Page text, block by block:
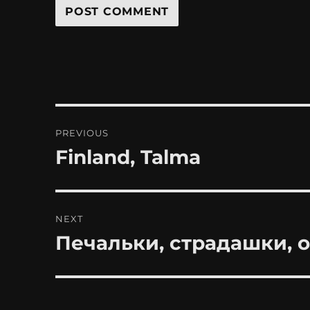
navigation
PREVIOUS
Previous
Finland, Talma
NEXT
Next
Печальки, страдашки,